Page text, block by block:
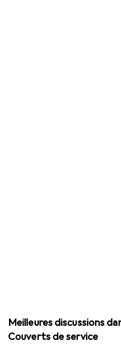
Meilleures discussions
Couverts de service